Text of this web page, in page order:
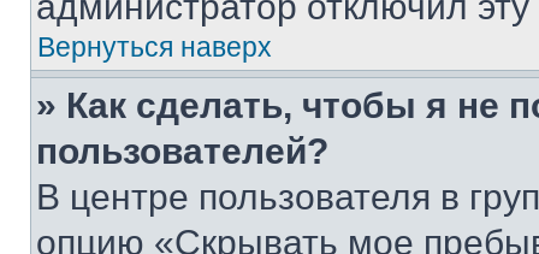
Вернуться наверх
» Как сделать, чтобы я не
пользователей?
В центре пользователя в
опцию «Скрывать мое